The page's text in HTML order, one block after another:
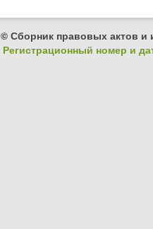
© Сборник правовых актов
Регистрационный номер и